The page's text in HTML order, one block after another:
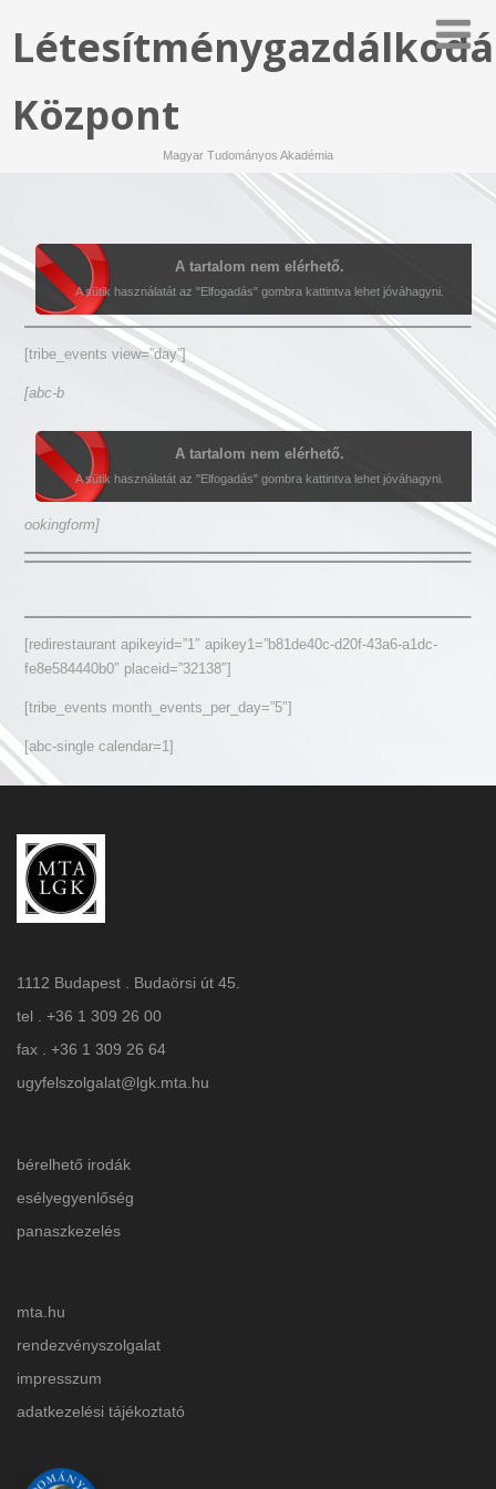
Központ
Magyar Tudományos Akadémia
A tartalom nem elérhető.
A sütik használatát az "Elfogadás" gombra kattintva lehet jóváhagyni.
[tribe_events view=”day”]
[abc-b
A tartalom nem elérhető.
A sütik használatát az "Elfogadás" gombra kattintva lehet jóváhagyni.
ookingform]
[redirestaurant apikeyid=”1″ apikey1=”b81de40c-d20f-43a6-a1dc-
fe8e584440b0″ placeid=”32138″]
[tribe_events month_events_per_day=”5″]
[abc-single calendar=1]
1112 Budapest . Budaörsi út 45.
tel . +36 1 309 26 00
fax . +36 1 309 26 64
ugyfelszolgalat@lgk.mta.hu
bérelhető irodák
esélyegyenlőség
panaszkezelés
mta.hu
rendezvényszolgalat
impresszum
adatkezelési tájékoztató